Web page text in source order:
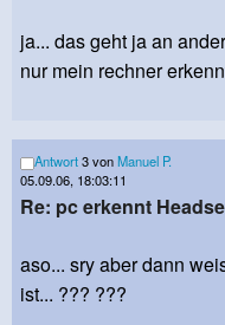
ja... das geht ja an
nur mein rechner
Antwort3 vonManuel P.
05.09.06, 18:03:11
Re: pc erkennt
aso... sry aber dann
ist... ??? ???